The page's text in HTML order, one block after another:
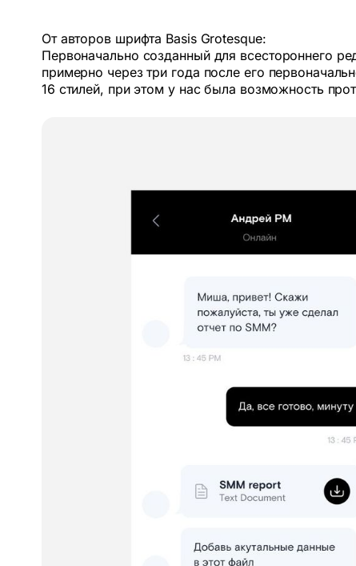
От авторов шрифта Basis Grotesque:
Первоначально созданный для всестороннего
примерно через три года после его
16 стилей, при этом у нас была возможность